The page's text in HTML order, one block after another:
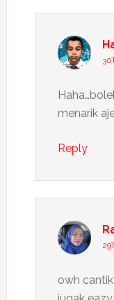
menarik
Reply
owh